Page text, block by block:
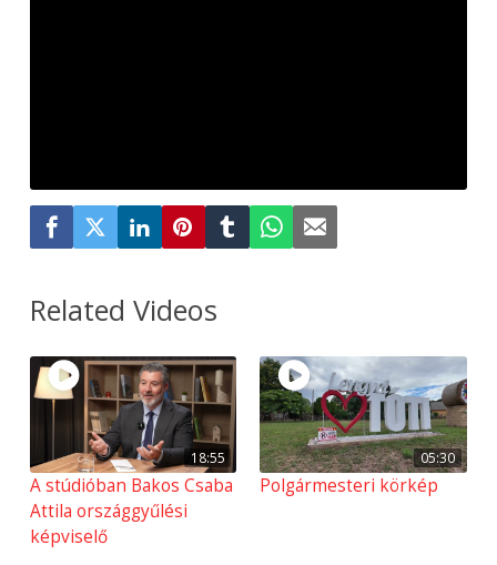
Related Videos
18:55
A stúdióban Bakos Csaba
Attila országgyűlési
képviselő
05:30
Polgármesteri körkép